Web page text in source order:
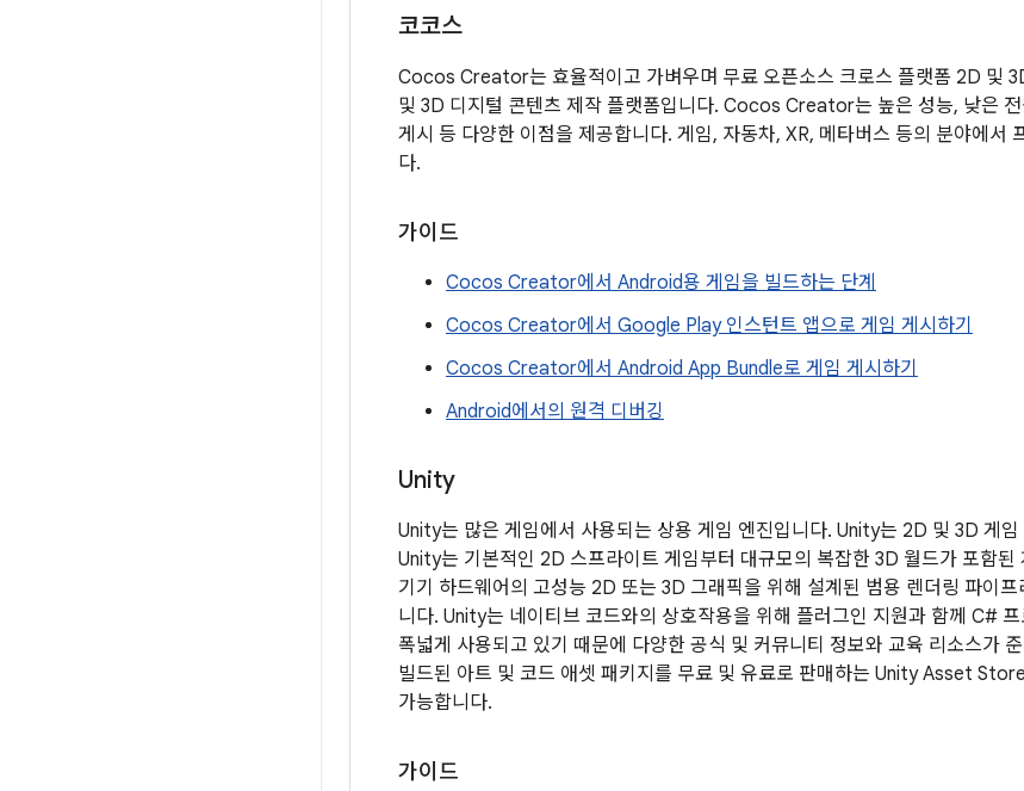
코코스
Cocos Creator는 효율적이고 가벼우며 무료 오픈소스 크로스 플랫폼 2D 및
및 3D 디지털 콘텐츠 제작 플랫폼입니다. Cocos Creator는 높은 성능, 낮은
게시 등 다양한 이점을 제공합니다. 게임, 자동차, XR, 메타버스 등의 분야에서
다.
가이드
Cocos Creator에서 Android용 게임을 빌드하는 단계
Cocos Creator에서 Google Play 인스턴트 앱으로 게임 게시하기
Cocos Creator에서 Android App Bundle로 게임 게시하기
Android에서의 원격 디버깅
Unity
Unity는 많은 게임에서 사용되는 상용 게임 엔진입니다. Unity는 2D 및 3D 게
Unity는 기본적인 2D 스프라이트 게임부터 대규모의 복잡한 3D 월드가 포함
기기 하드웨어의 고성능 2D 또는 3D 그래픽을 위해 설계된 범용 렌더링 파이
니다. Unity는 네이티브 코드와의 상호작용을 위해 플러그인 지원과 함께 C#
폭넓게 사용되고 있기 때문에 다양한 공식 및 커뮤니티 정보와 교육 리소스가
빌드된 아트 및 코드 애셋 패키지를 무료 및 유료로 판매하는 Unity Asset
가능합니다.
가이드